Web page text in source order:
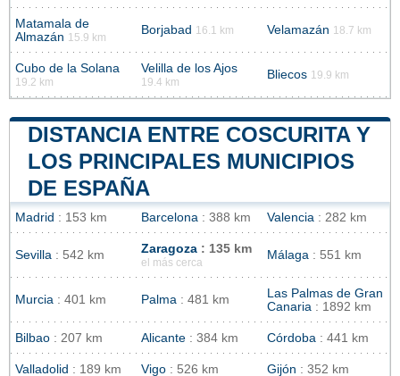
Matamala de
Almazán 15.9 km
Borjabad 16.1 km Velamazán 18.7 km
Cubo de la Solana
19.2 km
Velilla de los Ajos
19.4 km
Bliecos 19.9 km
DISTANCIA ENTRE COSCURITA Y
LOS PRINCIPALES MUNICIPIOS
DE ESPAÑA
Madrid : 153 km Barcelona : 388 km Valencia : 282 km
Sevilla : 542 km Zaragoza : 135 km
el más cerca
Málaga : 551 km
Murcia : 401 km Palma : 481 km
Las Palmas de Gran
Canaria : 1892 km
Bilbao : 207 km Alicante : 384 km Córdoba : 441 km
Valladolid : 189 km Vigo : 526 km Gijón : 352 km